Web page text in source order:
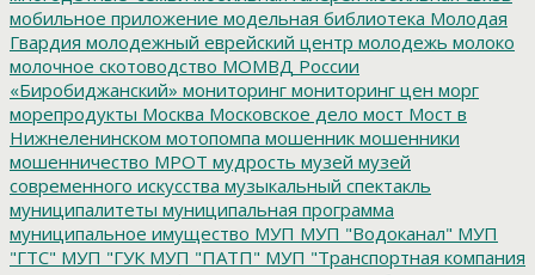
мобильное приложение модельная библиотека Молодая
Гвардия молодежный еврейский центр молодежь молоко
молочное скотоводство МОМВД России
«Биробиджанский» мониторинг мониторинг цен морг
морепродукты Москва Московское дело мост Мост в
Нижнеленинском мотопомпа мошенник мошенники
мошенничество МРОТ мудрость музей музей
современного искусства музыкальный спектакль
муниципалитеты муниципальная программа
муниципальное имущество МУП МУП "Водоканал" МУП
"ГТС" МУП "ГУК МУП "ПАТП" МУП "Транспортная компания